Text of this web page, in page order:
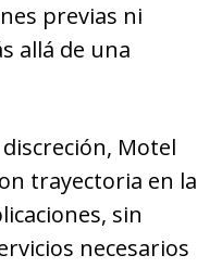
previas ni
allá de una
Motel
trayectoria en la
sin
necesarios